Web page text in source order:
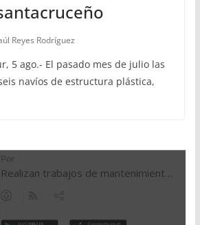
Reyes Rodríguez
5 ago.- El pasado mes de julio las
navíos de estructura plástica,